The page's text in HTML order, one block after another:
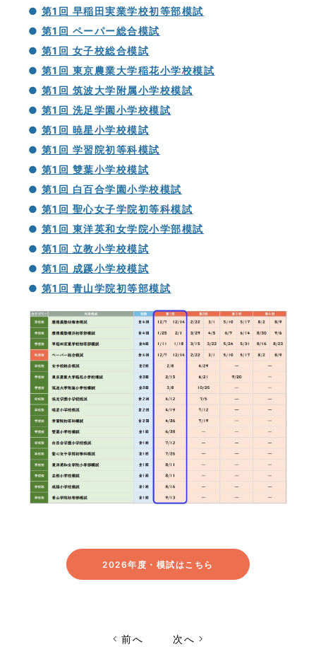
● 第1回 早稲田実業学校初等部模試
● 第1回 ペーパー総合模試
● 第1回 女子校総合模試
● 第1回 東京農業大学稲花小学校模試
● 第1回 筑波大学附属小学校模試
● 第1回 洗足学園小学校模試
● 第1回 暁星小学校模試
● 第1回 学習院初等科模試
● 第1回 雙葉小学校模試
● 第1回 白百合学園小学校模試
● 第1回 聖心女子学院初等科模試
● 第1回 東洋英和女学院小学部模試
● 第1回 立教小学校模試
● 第1回 成蹊小学校模試
● 第1回 青山学院初等部模試
2026年度・模試はこちら
前へ 次へ